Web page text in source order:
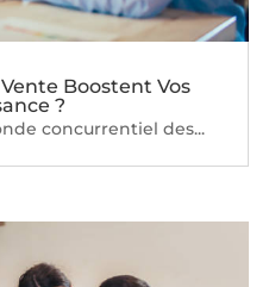
Boostent Vos
?
concurrentiel des...